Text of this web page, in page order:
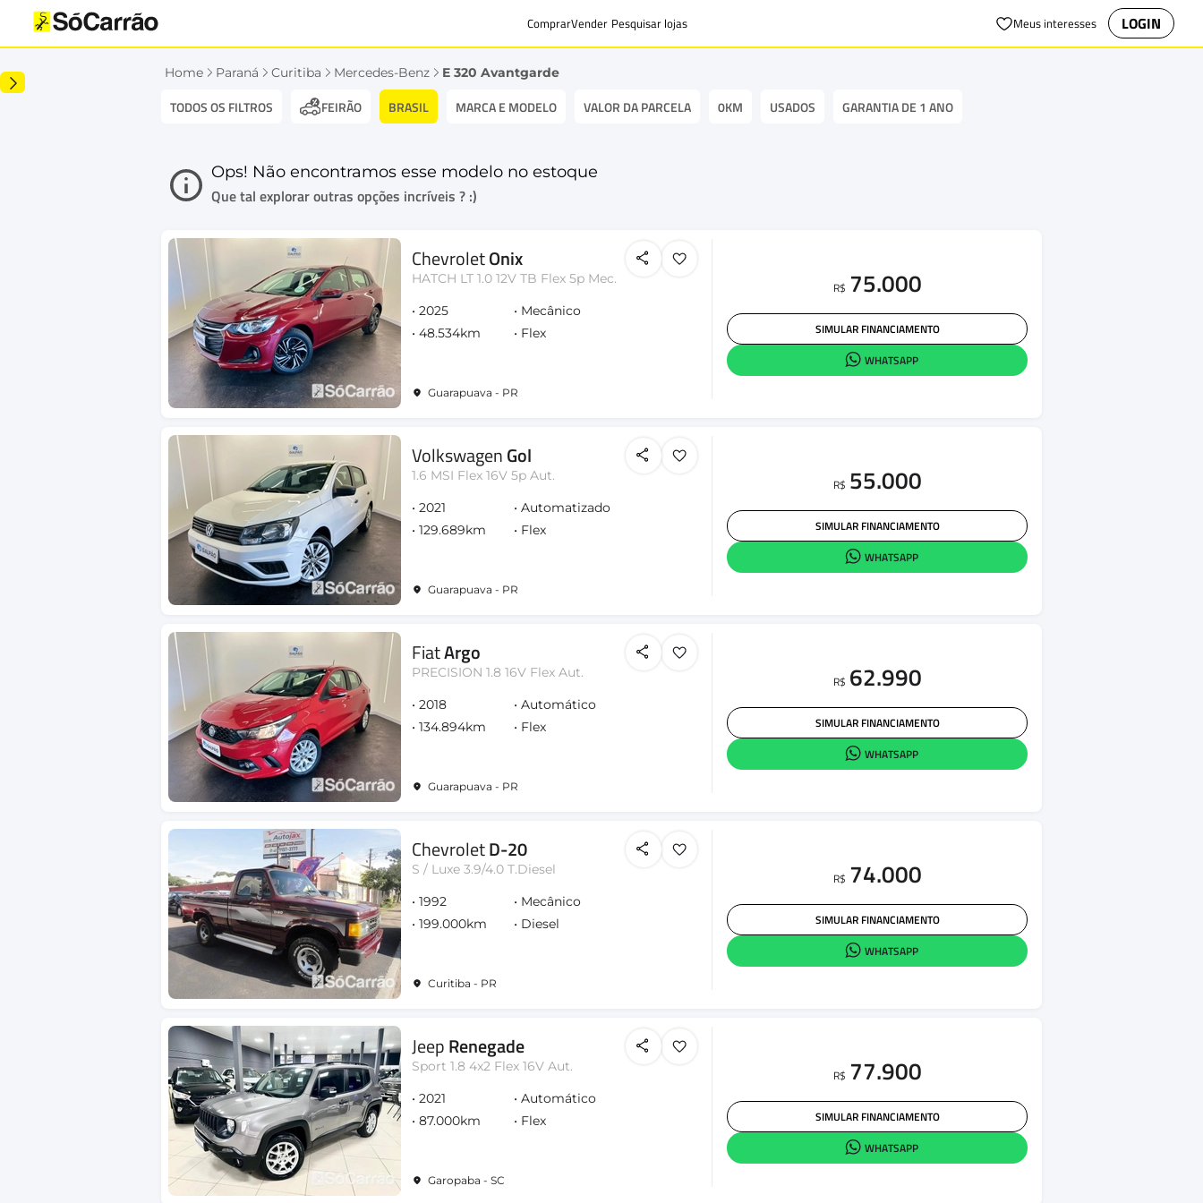
ComprarVender Pesquisar lojas Meus interesses LOGIN
Home Paraná Curitiba Mercedes-Benz E 320 Avantgarde
TODOS OS FILTROS FEIRÃO BRASIL MARCA E MODELO VALOR DA PARCELA 0KM USADOS GARANTIA DE 1 ANO
Ops! Não encontramos esse modelo no estoque
Que tal explorar outras opções incríveis ? :)
ChevroletOnix
HATCH LT 1.0 12V TB Flex 5p Mec.
2025
Mecânico
48.534km
Flex
Guarapuava - PR
R$ 75.000
SIMULAR FINANCIAMENTO
WHATSAPP
VolkswagenGol
1.6 MSI Flex 16V 5p Aut.
2021
Automatizado
129.689km
Flex
Guarapuava - PR
R$ 55.000
SIMULAR FINANCIAMENTO
WHATSAPP
FiatArgo
PRECISION 1.8 16V Flex Aut.
2018
Automático
134.894km
Flex
Guarapuava - PR
R$ 62.990
SIMULAR FINANCIAMENTO
WHATSAPP
ChevroletD-20
S / Luxe 3.9/4.0 T.Diesel
1992
Mecânico
199.000km
Diesel
Curitiba - PR
R$ 74.000
SIMULAR FINANCIAMENTO
WHATSAPP
JeepRenegade
Sport 1.8 4x2 Flex 16V Aut.
2021
Automático
87.000km
Flex
Garopaba - SC
R$ 77.900
SIMULAR FINANCIAMENTO
WHATSAPP